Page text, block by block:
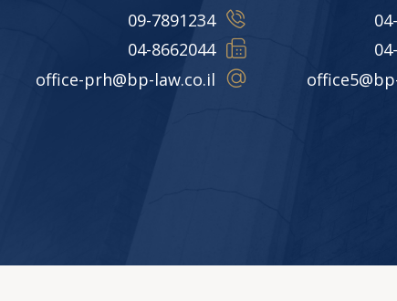
09-7891234
04-8662044
office-prh@bp-law.co.il